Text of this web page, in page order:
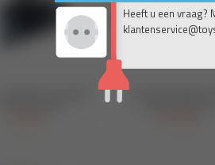
Heeft u een vraag?